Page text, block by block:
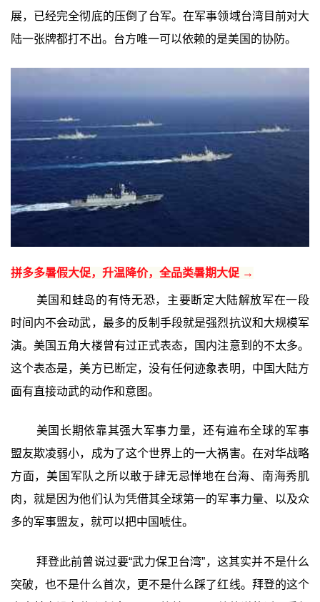
展，已经完全彻底的压倒了台军。在军事领域台湾目前对大
陆一张牌都打不出。台方唯一可以依赖的是美国的协防。
拼多多暑假大促，升温降价，全品类暑期大促 →
美国和蛙岛的有恃无恐，主要断定大陆解放军在一段
时间内不会动武，最多的反制手段就是强烈抗议和大规模军
演。美国五角大楼曾有过正式表态，国内注意到的不太多。
这个表态是，美方已断定，没有任何迹象表明，中国大陆方
面有直接动武的动作和意图。
美国长期依靠其强大军事力量，还有遍布全球的军事
盟友欺凌弱小，成为了这个世界上的一大祸害。在对华战略
方面，美国军队之所以敢于肆无忌惮地在台海、南海秀肌
肉，就是因为他们认为凭借其全球第一的军事力量、以及众
多的军事盟友，就可以把中国唬住。
拜登此前曾说过要“武力保卫台湾”，这其实并不是什么
突破，也不是什么首次，更不是什么踩了红线。拜登的这个